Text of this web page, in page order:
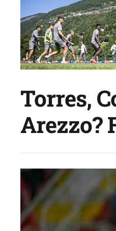
Torres,
Arezzo?